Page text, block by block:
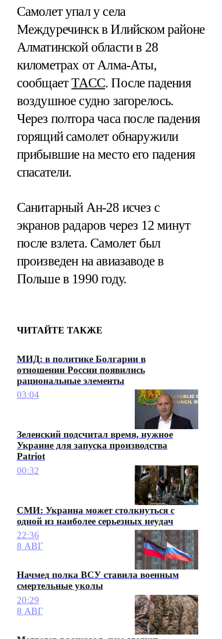
Самолет упал у села
Междуречинск в Илийском районе
Алматинской области в 28
километрах от Алма-Аты,
сообщаетТАСС. После падения
воздушное судно загорелось.
Через полтора часа после падения
горящий самолет обнаружили
прибывшие на место его падения
спасатели.
Санитарный Ан-28 исчез с
экранов радаров через 12 минут
после взлета. Самолет был
произведен на авиазаводе в
Польше в 1990 году.
ЧИТАЙТЕ ТАКЖЕ
МИД: в политике Болгарии в
отношении России появились
рациональные элементы
03:04
Зеленский подсчитал время, нужное
Украине для запуска производства
Patriot
00:32
СМИ: Украина может столкнуться с
одной из наиболее серьезных неудач
22:36
8 АВГ
Начмед полка ВСУ ставила военным
смертельные уколы
20:29
8 АВГ